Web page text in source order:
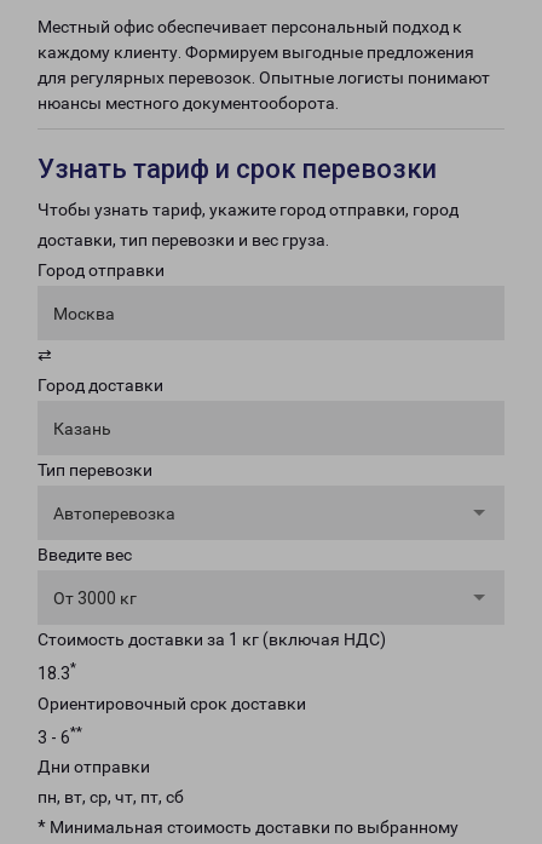
Местный офис обеспечивает персональный подход к
каждому клиенту. Формируем выгодные предложения
для регулярных перевозок. Опытные логисты понимают
нюансы местного документооборота.
Узнать тариф и срок перевозки
Чтобы узнать тариф, укажите город отправки, город
доставки, тип перевозки и вес груза.
Город отправки
Москва
⇄
Город доставки
Казань
Тип перевозки
Автоперевозка
Введите вес
От 3000 кг
Стоимость доставки за 1 кг (включая НДС)
18.3*
Ориентировочный срок доставки
3 - 6**
Дни отправки
пн, вт, ср, чт, пт, сб
* Минимальная стоимость доставки по выбранному